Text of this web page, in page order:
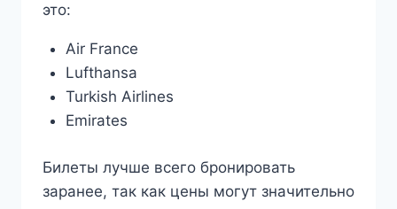
это:
Air France
Lufthansa
Turkish Airlines
Emirates
Билеты лучше всего бронировать
заранее, так как цены могут значительно